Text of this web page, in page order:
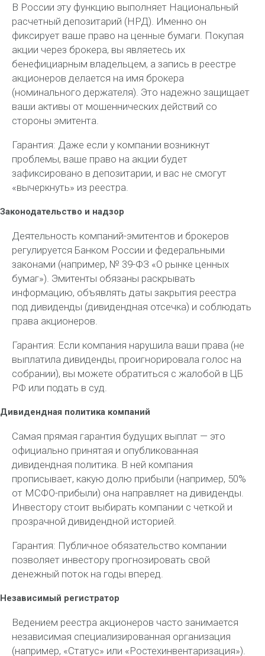
В России эту функцию выполняет Национальный
расчетный депозитарий (НРД). Именно он
фиксирует ваше право на ценные бумаги. Покупая
акции через брокера, вы являетесь их
бенефициарным владельцем, а запись в реестре
акционеров делается на имя брокера
(номинального держателя). Это надежно защищает
ваши активы от мошеннических действий со
стороны эмитента.
Гарантия: Даже если у компании возникнут
проблемы, ваше право на акции будет
зафиксировано в депозитарии, и вас не смогут
«вычеркнуть» из реестра.
Законодательство и надзор
Деятельность компаний-эмитентов и брокеров
регулируется Банком России и федеральными
законами (например, № 39-ФЗ «О рынке ценных
бумаг»). Эмитенты обязаны раскрывать
информацию, объявлять даты закрытия реестра
под дивиденды (дивидендная отсечка) и соблюдать
права акционеров.
Гарантия: Если компания нарушила ваши права (не
выплатила дивиденды, проигнорировала голос на
собрании), вы можете обратиться с жалобой в ЦБ
РФ или подать в суд.
Дивидендная политика компаний
Самая прямая гарантия будущих выплат — это
официально принятая и опубликованная
дивидендная политика. В ней компания
прописывает, какую долю прибыли (например, 50%
от МСФО-прибыли) она направляет на дивиденды.
Инвестору стоит выбирать компании с четкой и
прозрачной дивидендной историей.
Гарантия: Публичное обязательство компании
позволяет инвестору прогнозировать свой
денежный поток на годы вперед.
Независимый регистратор
Ведением реестра акционеров часто занимается
независимая специализированная организация
(например, «Статус» или «Ростехинвентаризация»).